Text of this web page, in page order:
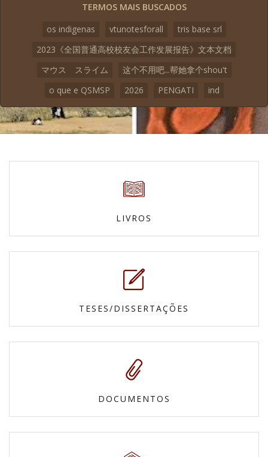
TERMOS MAIS BUSCADOS
os indigenas
vtunotesforall
tris base srl
2023《全国普通高校校友会工作发展报告》文本文档
マウス スライム
这个不用吧...帮她拿个shou't
o que e QSMSP
2026 PENGATI ind
LIVROS
TESES/DISSERTAÇÕES
DOCUMENTOS